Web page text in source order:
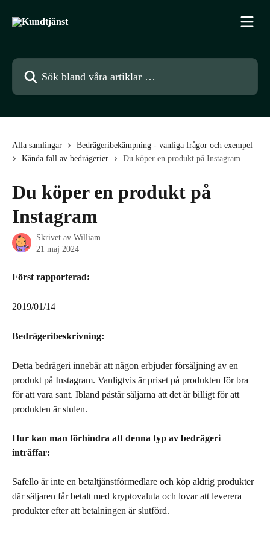
Sök bland våra artiklar …
Alla samlingar
Bedrägeribekämpning - vanliga frågor och exempel
Kända fall av bedrägerier
Du köper en produkt på Instagram
Du köper en produkt på
Instagram
Skrivet av William
21 maj 2024
Först rapporterad:
2019/01/14
Bedrägeribeskrivning:
Detta bedrägeri innebär att någon erbjuder försäljning av en
produkt på Instagram. Vanligtvis är priset på produkten för bra
för att vara sant. Ibland påstår säljarna att det är billigt för att
produkten är stulen.
Hur kan man förhindra att denna typ av bedrägeri
inträffar:
Safello är inte en betaltjänstförmedlare och köp aldrig produkter
där säljaren får betalt med kryptovaluta och lovar att leverera
produkter efter att betalningen är slutförd.